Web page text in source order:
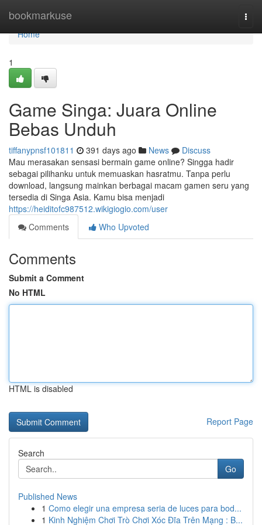
bookmarkuse
Home
Home
1
Game Singa: Juara Online
Bebas Unduh
tiffanypnsf101811 391 days ago News
Discuss
Mau merasakan sensasi bermain game online? Singga hadir
sebagai pilihanku untuk memuaskan hasratmu. Tanpa perlu
download, langsung mainkan berbagai macam gamen seru yang
tersedia di Singa Asia. Kamu bisa menjadi
https://heiditofc987512.wikigiogio.com/user
Comments
Who Upvoted
Comments
Submit a Comment
No HTML
HTML is disabled
Report Page
Search
Go
Published News
1 Como elegir una empresa seria de luces para bod...
1 Kinh Nghiệm Chơi Trò Chơi Xóc Đĩa Trên Mạng : B...